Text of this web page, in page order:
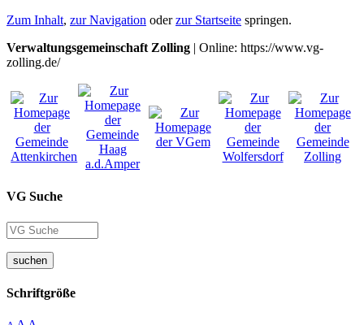
Zum Inhalt, zur Navigation oderzur Startseite springen.
Verwaltungsgemeinschaft Zolling | Online: https://www.vg-
zolling.de/
VG Suche
suchen
Schriftgröße